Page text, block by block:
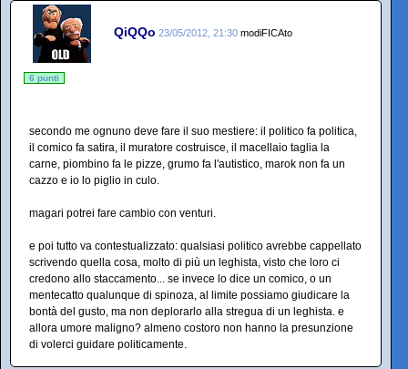
QiQQo 23/05/2012, 21:30 modiFICAto
6 punti
secondo me ognuno deve fare il suo mestiere: il politico fa politica,
il comico fa satira, il muratore costruisce, il macellaio taglia la
carne, piombino fa le pizze, grumo fa l'autistico, marok non fa un
cazzo e io lo piglio in culo.
magari potrei fare cambio con venturi.
e poi tutto va contestualizzato: qualsiasi politico avrebbe cappellato
scrivendo quella cosa, molto di più un leghista, visto che loro ci
credono allo staccamento... se invece lo dice un comico, o un
mentecatto qualunque di spinoza, al limite possiamo giudicare la
bontà del gusto, ma non deplorarlo alla stregua di un leghista. e
allora umore maligno? almeno costoro non hanno la presunzione
di volerci guidare politicamente.